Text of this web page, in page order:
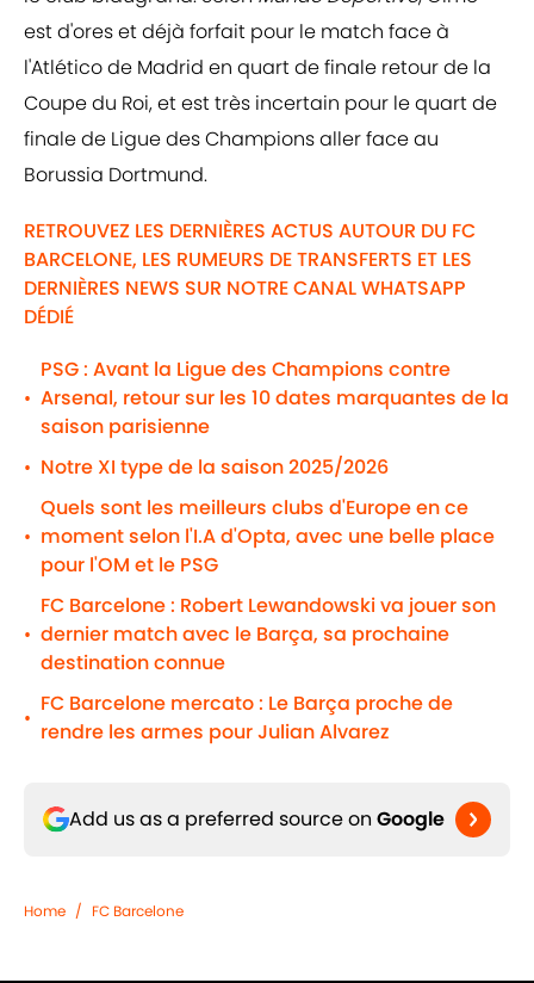
est d'ores et déjà forfait pour le match face à
l'Atlético de Madrid en quart de finale retour de la
Coupe du Roi, et est très incertain pour le quart de
finale de Ligue des Champions aller face au
Borussia Dortmund.
RETROUVEZ LES DERNIÈRES ACTUS AUTOUR DU FC
BARCELONE, LES RUMEURS DE TRANSFERTS ET LES
DERNIÈRES NEWS SUR NOTRE CANAL WHATSAPP
DÉDIÉ
•
PSG : Avant la Ligue des Champions contre
Arsenal, retour sur les 10 dates marquantes de la
saison parisienne
• Notre XI type de la saison 2025/2026
•
Quels sont les meilleurs clubs d'Europe en ce
moment selon l'I.A d'Opta, avec une belle place
pour l'OM et le PSG
•
FC Barcelone : Robert Lewandowski va jouer son
dernier match avec le Barça, sa prochaine
destination connue
•
FC Barcelone mercato : Le Barça proche de
rendre les armes pour Julian Alvarez
Add us as a preferred source on Google
Home / FC Barcelone